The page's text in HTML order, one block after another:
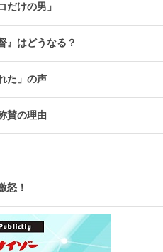
だけの男」
』はどうなる？
た」の声
賛の理由
怒！